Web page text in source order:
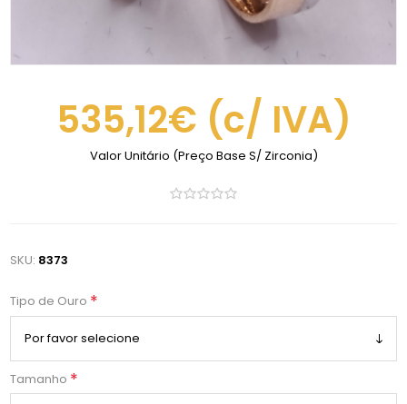
535,12€ (c/ IVA)
Valor Unitário (Preço Base S/ Zirconia)
SKU: 8373
Tipo de Ouro *
Tamanho *